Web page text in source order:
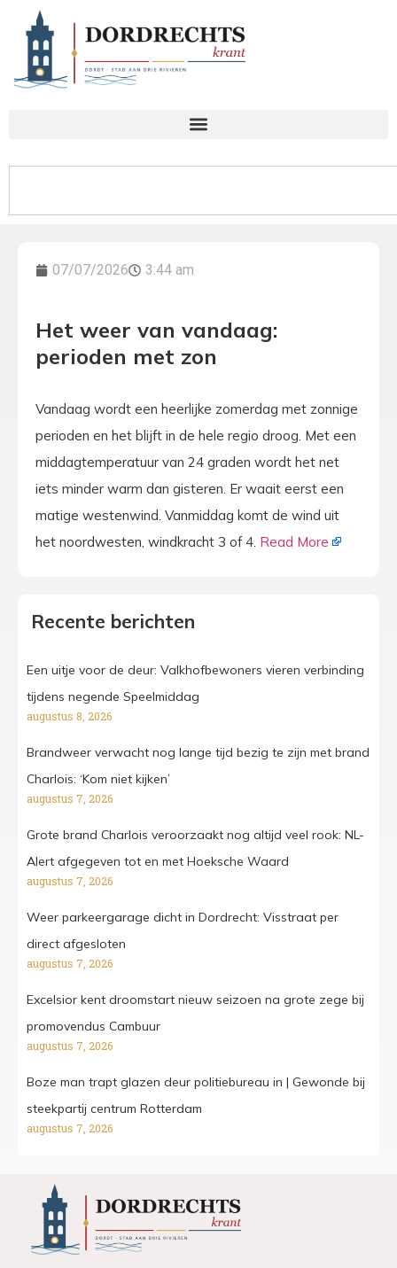
07/07/2026 3:44 am
Het weer van vandaag:
perioden met zon
Vandaag wordt een heerlijke zomerdag met zonnige
perioden en het blijft in de hele regio droog. Met een
middagtemperatuur van 24 graden wordt het net
iets minder warm dan gisteren. Er waait eerst een
matige westenwind. Vanmiddag komt de wind uit
het noordwesten, windkracht 3 of 4. Read More
Recente berichten
Een uitje voor de deur: Valkhofbewoners vieren verbinding
tijdens negende Speelmiddag
augustus 8, 2026
Brandweer verwacht nog lange tijd bezig te zijn met brand
Charlois: ‘Kom niet kijken’
augustus 7, 2026
Grote brand Charlois veroorzaakt nog altijd veel rook: NL-
Alert afgegeven tot en met Hoeksche Waard
augustus 7, 2026
Weer parkeergarage dicht in Dordrecht: Visstraat per
direct afgesloten
augustus 7, 2026
Excelsior kent droomstart nieuw seizoen na grote zege bij
promovendus Cambuur
augustus 7, 2026
Boze man trapt glazen deur politiebureau in | Gewonde bij
steekpartij centrum Rotterdam
augustus 7, 2026